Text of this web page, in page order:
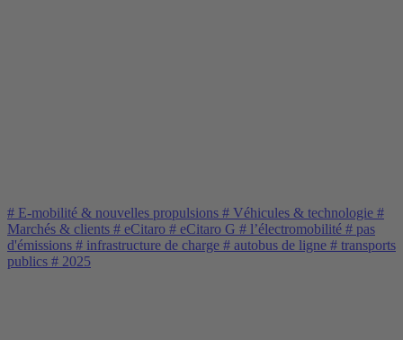
# E-mobilité & nouvelles propulsions # Véhicules & technologie #
Marchés & clients # eCitaro # eCitaro G # l’électromobilité # pas
d'émissions # infrastructure de charge # autobus de ligne # transports
publics # 2025